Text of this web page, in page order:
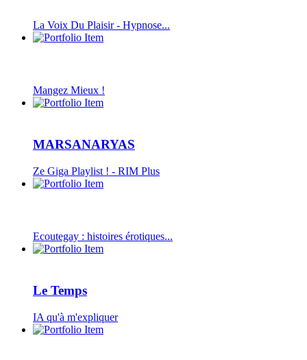
La Voix Du Plaisir - Hypnose...
Mangez Mieux !
MARSANARYAS
Ze Giga Playlist ! - RIM Plus
Ecoutegay : histoires érotiques...
Le Temps
IA qu'à m'expliquer